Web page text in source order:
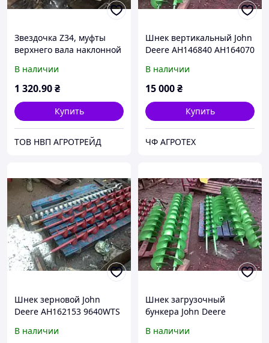
Звездочка Z34, муфты
верхнего вала наклонной
H119709 (Agri Parts)
В наличии
1 320.90₴
Купить
ТОВ НВП АГРОТРЕЙД
Шнек вертикальный John
Deere AH146840 AH164070
В наличии
15 000₴
Купить
ЧФ АГРОТЕХ
Шнек зерновой John
Deere AH162153 9640WTS
В наличии
Шнек загрузочный
бункера John Deere
В наличии